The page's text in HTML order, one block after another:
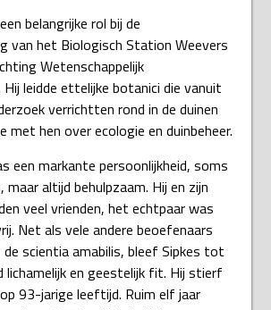
belangrijke rol bij de
van het Biologisch Station Weevers
Wetenschappelijk
Hij leidde ettelijke botanici die vanuit
verrichtten rond in de duinen
met hen over ecologie en duinbeheer.
een markante persoonlijkheid, soms
maar altijd behulpzaam. Hij en zijn
veel vrienden, het echtpaar was
Net als vele andere beoefenaars
scientia amabilis, bleef Sipkes tot
lichamelijk en geestelijk fit. Hij stierf
93-jarige leeftijd. Ruim elf jaar